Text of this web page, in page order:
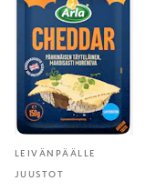
LEIVÄNPÄÄLLE
JUUSTOT